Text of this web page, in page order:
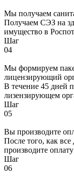
Мы получаем
Получаем СЭЗ на
имущество в
Шаг
04
Мы формируем
лицензирующий
В течение 45 дней
лизензирующем
Шаг
05
Вы производите
После того, как
производите
Шаг
06